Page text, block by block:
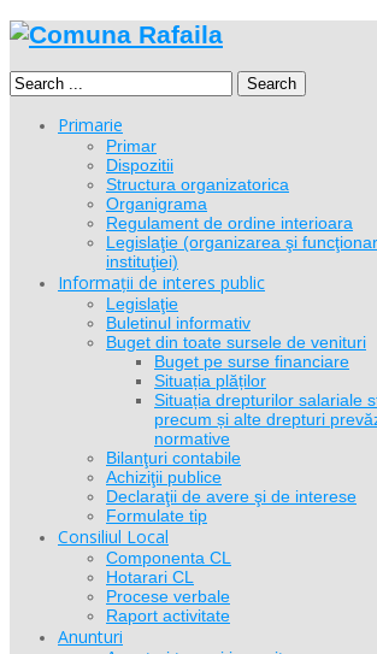
Search
Primarie
Primar
Dispozitii
Structura organizatorica
Organigrama
Regulament de ordine interioara
Legislaţie (organizarea şi
instituţiei)
Informații de interes public
Legislaţie
Buletinul informativ
Buget din toate sursele de venituri
Buget pe surse financiare
Situația plăților
Situația drepturilor salariale
precum și alte drepturi
normative
Bilanţuri contabile
Achiziţii publice
Declaraţii de avere şi de interese
Formulate tip
Consiliul Local
Componenta CL
Hotarari CL
Procese verbale
Raport activitate
Anunturi